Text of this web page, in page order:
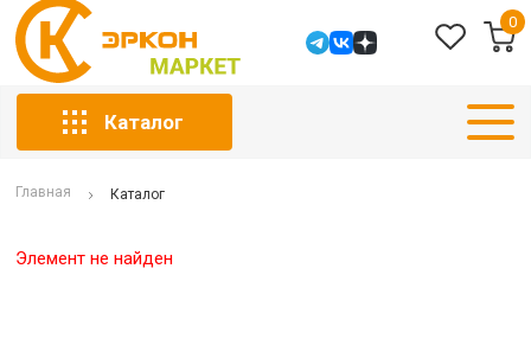
0
Каталог
Главная Каталог
Элемент не найден